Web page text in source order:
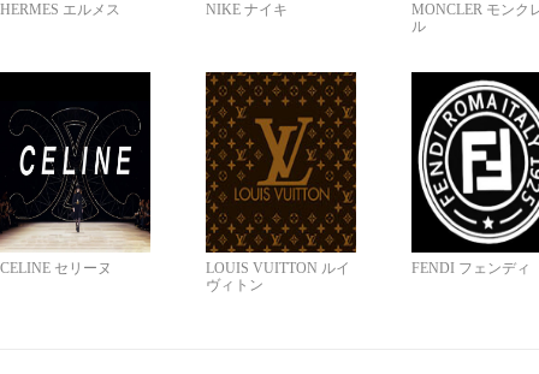
HERMES エルメス NIKE ナイキ
MONCLER モンク
ル
CELINE セリーヌ
LOUIS VUITTON ルイ
ヴィトン
FENDI フェンディ